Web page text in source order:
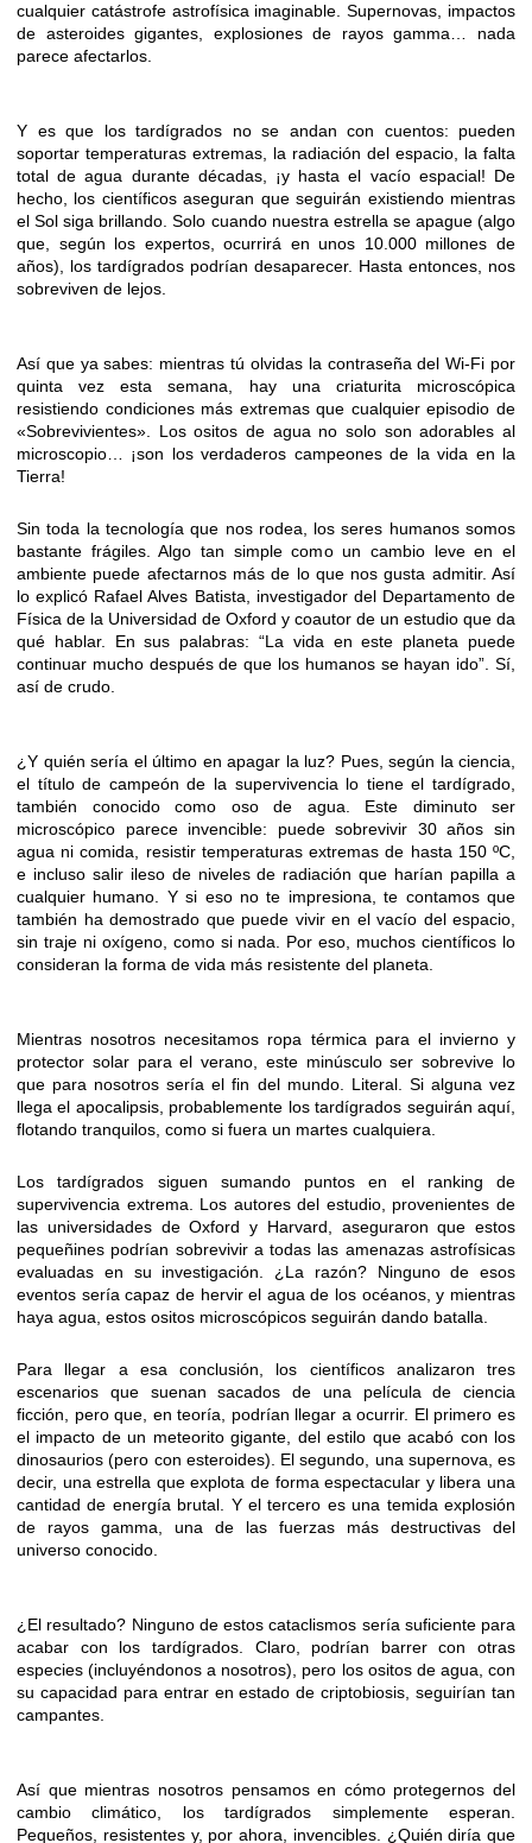
cualquier catástrofe astrofísica imaginable. Supernovas, impactos
de asteroides gigantes, explosiones de rayos gamma… nada
parece afectarlos.
Y es que los tardígrados no se andan con cuentos: pueden
soportar temperaturas extremas, la radiación del espacio, la falta
total de agua durante décadas, ¡y hasta el vacío espacial! De
hecho, los científicos aseguran que seguirán existiendo mientras
el Sol siga brillando. Solo cuando nuestra estrella se apague (algo
que, según los expertos, ocurrirá en unos 10.000 millones de
años), los tardígrados podrían desaparecer. Hasta entonces, nos
sobreviven de lejos.
Así que ya sabes: mientras tú olvidas la contraseña del Wi-Fi por
quinta vez esta semana, hay una criaturita microscópica
resistiendo condiciones más extremas que cualquier episodio de
«Sobrevivientes». Los ositos de agua no solo son adorables al
microscopio… ¡son los verdaderos campeones de la vida en la
Tierra!
Sin toda la tecnología que nos rodea, los seres humanos somos
bastante frágiles. Algo tan simple como un cambio leve en el
ambiente puede afectarnos más de lo que nos gusta admitir. Así
lo explicó Rafael Alves Batista, investigador del Departamento de
Física de la Universidad de Oxford y coautor de un estudio que da
qué hablar. En sus palabras: “La vida en este planeta puede
continuar mucho después de que los humanos se hayan ido”. Sí,
así de crudo.
¿Y quién sería el último en apagar la luz? Pues, según la ciencia,
el título de campeón de la supervivencia lo tiene el tardígrado,
también conocido como oso de agua. Este diminuto ser
microscópico parece invencible: puede sobrevivir 30 años sin
agua ni comida, resistir temperaturas extremas de hasta 150 ºC,
e incluso salir ileso de niveles de radiación que harían papilla a
cualquier humano. Y si eso no te impresiona, te contamos que
también ha demostrado que puede vivir en el vacío del espacio,
sin traje ni oxígeno, como si nada. Por eso, muchos científicos lo
consideran la forma de vida más resistente del planeta.
Mientras nosotros necesitamos ropa térmica para el invierno y
protector solar para el verano, este minúsculo ser sobrevive lo
que para nosotros sería el fin del mundo. Literal. Si alguna vez
llega el apocalipsis, probablemente los tardígrados seguirán aquí,
flotando tranquilos, como si fuera un martes cualquiera.
Los tardígrados siguen sumando puntos en el ranking de
supervivencia extrema. Los autores del estudio, provenientes de
las universidades de Oxford y Harvard, aseguraron que estos
pequeñines podrían sobrevivir a todas las amenazas astrofísicas
evaluadas en su investigación. ¿La razón? Ninguno de esos
eventos sería capaz de hervir el agua de los océanos, y mientras
haya agua, estos ositos microscópicos seguirán dando batalla.
Para llegar a esa conclusión, los científicos analizaron tres
escenarios que suenan sacados de una película de ciencia
ficción, pero que, en teoría, podrían llegar a ocurrir. El primero es
el impacto de un meteorito gigante, del estilo que acabó con los
dinosaurios (pero con esteroides). El segundo, una supernova, es
decir, una estrella que explota de forma espectacular y libera una
cantidad de energía brutal. Y el tercero es una temida explosión
de rayos gamma, una de las fuerzas más destructivas del
universo conocido.
¿El resultado? Ninguno de estos cataclismos sería suficiente para
acabar con los tardígrados. Claro, podrían barrer con otras
especies (incluyéndonos a nosotros), pero los ositos de agua, con
su capacidad para entrar en estado de criptobiosis, seguirían tan
campantes.
Así que mientras nosotros pensamos en cómo protegernos del
cambio climático, los tardígrados simplemente esperan.
Pequeños, resistentes y, por ahora, invencibles. ¿Quién diría que